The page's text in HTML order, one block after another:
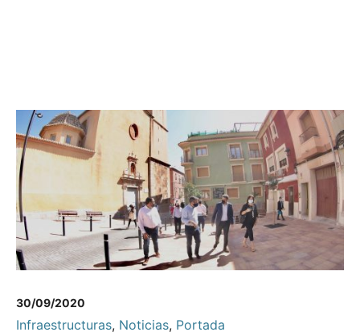
30/09/2020
Infraestructuras, Noticias, Portada